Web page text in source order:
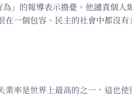
」的報導表示擔憂。他譴責個人
一個包容、民主的社會中都沒有
率是世界上最高的之一，這也